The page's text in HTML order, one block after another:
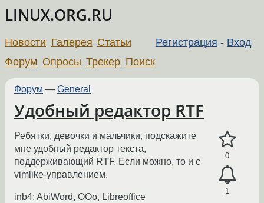
LINUX.ORG.RU
Регистрация - Вход
Новости Галерея Статьи
Форум Опросы Трекер Поиск
Форум — General
Удобный редактор RTF
0
1
Ребятки, девочки и мальчики, подскажите
мне удобный редактор текста,
поддерживающий RTF. Если можно, то и с
vimlike-управлением.
inb4: AbiWord, OOo, Libreoffice